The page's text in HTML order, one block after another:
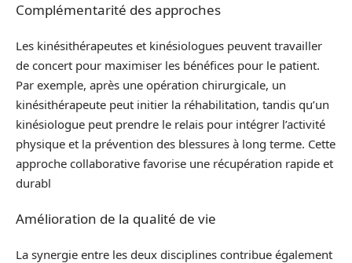
Complémentarité des approches
Les kinésithérapeutes et kinésiologues peuvent travailler
de concert pour maximiser les bénéfices pour le patient.
Par exemple, après une opération chirurgicale, un
kinésithérapeute peut initier la réhabilitation, tandis qu’un
kinésiologue peut prendre le relais pour intégrer l’activité
physique et la prévention des blessures à long terme. Cette
approche collaborative favorise une récupération rapide et
durabl
Amélioration de la qualité de vie
La synergie entre les deux disciplines contribue également